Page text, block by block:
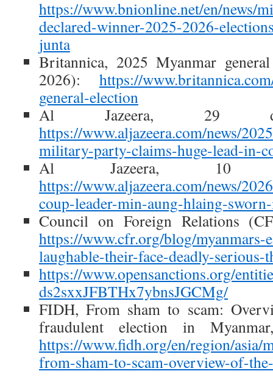
https://www.bnionline.net/en/news/
declared-winner-2025-2026-
junta
Britannica, 2025 Myanmar
2026): https://
general-election
Al Jazeera, 29
https://www.aljazeera.com/news/
military-party-claims-huge-lead-in-
Al Jazeera, 10
https://www.aljazeera.com/news/
coup-leader-min-aung-hlaing-
Council on Foreign Relations
https://www.cfr.org/blog/myanmars-
laughable-their-face-deadly-serious-
https://www.opensanctions.org/
ds2sxxJFBTHx7ybnsJGCMg/
FIDH, From sham to scam:
fraudulent election in
https://www.fidh.org/en/region/asia/
from-sham-to-scam-overview-of-